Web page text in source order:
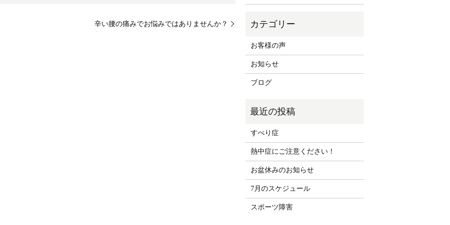
辛い腰の痛みでお悩みではありませんか？
お客様の声
お知らせ
ブログ
すべり症
熱中症にご注意ください！
お盆休みのお知らせ
7月のスケジュール
スポーツ障害